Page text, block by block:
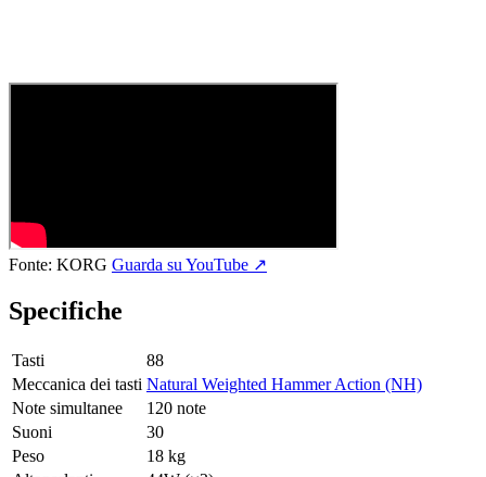
Fonte: KORG Guarda su YouTube ↗
Specifiche
Tasti
88
Meccanica dei tasti Natural Weighted Hammer Action (NH)
Note simultanee
120 note
Suoni
30
Peso
18 kg